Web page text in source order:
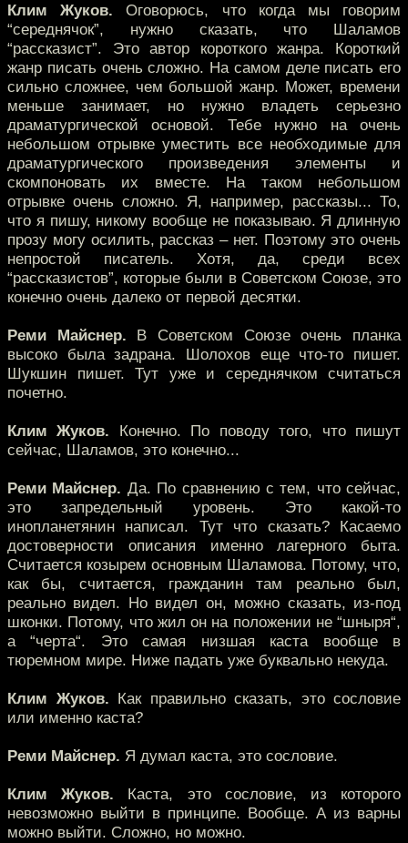
Клим Жуков. Оговорюсь, что когда мы говорим
“середнячок”, нужно сказать, что Шаламов
“рассказист”. Это автор короткого жанра. Короткий
жанр писать очень сложно. На самом деле писать его
сильно сложнее, чем большой жанр. Может, времени
меньше занимает, но нужно владеть серьезно
драматургической основой. Тебе нужно на очень
небольшом отрывке уместить все необходимые для
драматургического произведения элементы и
скомпоновать их вместе. На таком небольшом
отрывке очень сложно. Я, например, рассказы... То,
что я пишу, никому вообще не показываю. Я длинную
прозу могу осилить, рассказ – нет. Поэтому это очень
непростой писатель. Хотя, да, среди всех
“рассказистов”, которые были в Советском Союзе, это
конечно очень далеко от первой десятки.
Реми Майснер. В Советском Союзе очень планка
высоко была задрана. Шолохов еще что-то пишет.
Шукшин пишет. Тут уже и середнячком считаться
почетно.
Клим Жуков. Конечно. По поводу того, что пишут
сейчас, Шаламов, это конечно...
Реми Майснер. Да. По сравнению с тем, что сейчас,
это запредельный уровень. Это какой-то
инопланетянин написал. Тут что сказать? Касаемо
достоверности описания именно лагерного быта.
Считается козырем основным Шаламова. Потому, что,
как бы, считается, гражданин там реально был,
реально видел. Но видел он, можно сказать, из-под
шконки. Потому, что жил он на положении не “шныря“,
а “черта“. Это самая низшая каста вообще в
тюремном мире. Ниже падать уже буквально некуда.
Клим Жуков. Как правильно сказать, это сословие
или именно каста?
Реми Майснер. Я думал каста, это сословие.
Клим Жуков. Каста, это сословие, из которого
невозможно выйти в принципе. Вообще. А из варны
можно выйти. Сложно, но можно.